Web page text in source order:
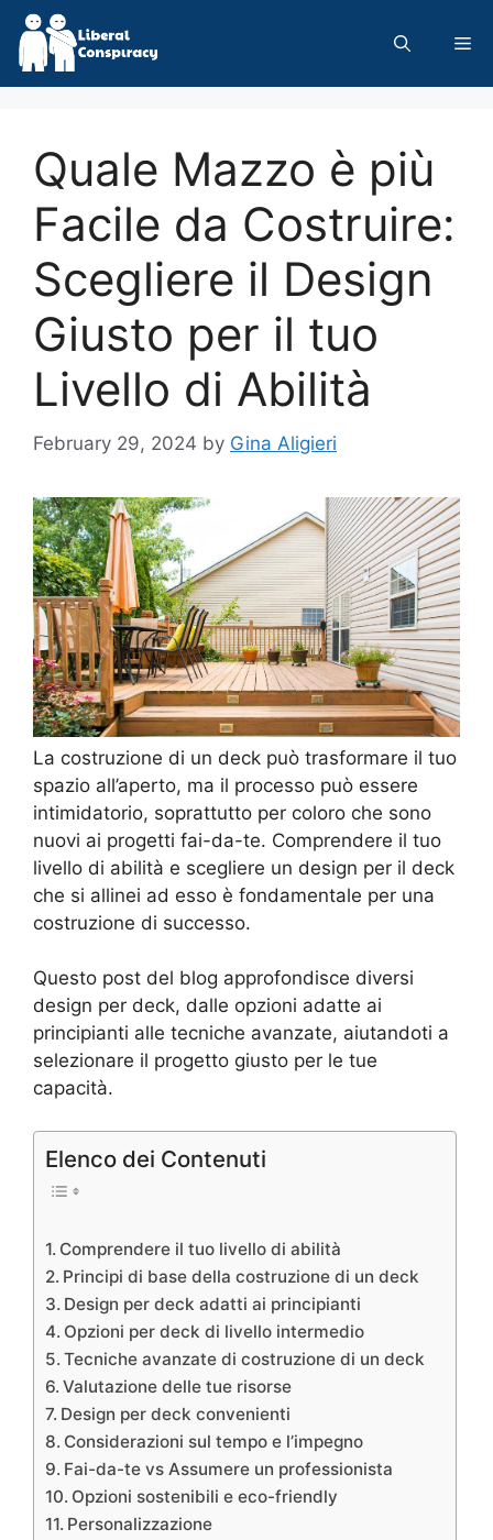
Skip
content
Quale Mazzo è più
Facile da Costruire:
Scegliere il Design
Giusto per il tuo
Livello di Abilità
February 29, 2024 by Gina Aligieri
La costruzione di un deck può trasformare il tuo
spazio all’aperto, ma il processo può essere
intimidatorio, soprattutto per coloro che sono
nuovi ai progetti fai-da-te. Comprendere il tuo
livello di abilità e scegliere un design per il deck
che si allinei ad esso è fondamentale per una
costruzione di successo.
Questo post del blog approfondisce diversi
design per deck, dalle opzioni adatte ai
principianti alle tecniche avanzate, aiutandoti a
selezionare il progetto giusto per le tue
capacità.
Elenco dei Contenuti
Comprendere il tuo livello di abilità
Principi di base della costruzione di un deck
Design per deck adatti ai principianti
Opzioni per deck di livello intermedio
Tecniche avanzate di costruzione di un deck
Valutazione delle tue risorse
Design per deck convenienti
Considerazioni sul tempo e l’impegno
Fai-da-te vs Assumere un professionista
Opzioni sostenibili e eco-friendly
Personalizzazione